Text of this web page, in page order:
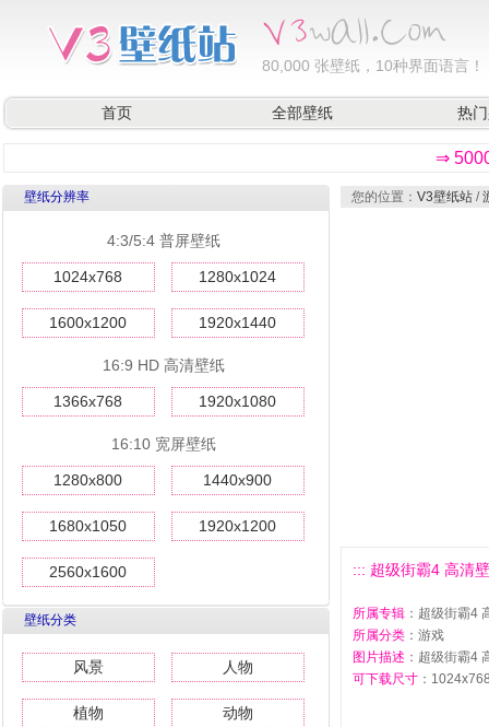
80,000 张壁纸，10种界面语言！
首页 全部壁纸 热
⇒
壁纸分辨率
4:3/5:4 普屏壁纸
1024x768 1280x1024
1600x1200 1920x1440
16:9 HD 高清壁纸
1366x768 1920x1080
16:10 宽屏壁纸
1280x800 1440x900
1680x1050 1920x1200
2560x1600
壁纸分类
风景 人物
植物 动物
您的位置： V3壁纸站 /
::: 超级街霸4 高清
所属专辑 ：超级街霸4
所属分类 ：游戏
图片描述 ：超级街霸4
可下载尺寸 ：